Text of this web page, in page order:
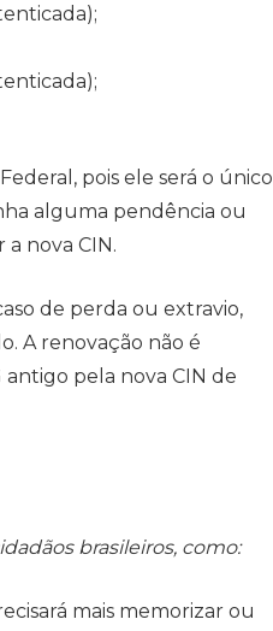
pois ele será o único
alguma pendência ou
nova CIN.
de perda ou extravio,
A renovação não é
pela nova CIN de
brasileiros, como:
mais memorizar ou